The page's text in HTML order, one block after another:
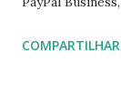
usuários que
COMPARTILHAR